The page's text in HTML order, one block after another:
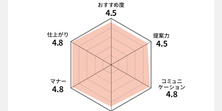
おすすめ度
4.5
提案力
4.5
コミュニ
ケーション
4.8
マナー
4.8
仕上がり
4.8